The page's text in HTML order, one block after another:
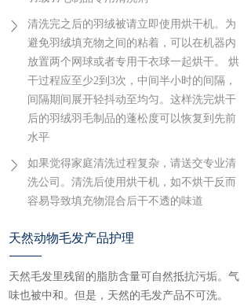
清洗完之后的羽绒被请立即使用烘干机。为
避免羽绒填充物之间的粘着，可以在机器内
放置两个网球或者专用干衣球一起烘干。 烘
干过程应至少2到3次，中间半小时的间隔，
间隔期间展开轻抖动至均匀。这样洗完烘干
后的羽绒羽毛制品的蓬松度可以恢复到先前
水平
如果觉得家庭清洗过程复杂，请送交专业清
洗公司。清洗后使用烘干机，如不烘干反而
容易导致填充物混合后干不透的味道
天然动物毛发产品护理
天然毛发里残留的脂肪含量可自然抵抗污垢。气
味也被中和。但是，天然的毛发产品不可洗。